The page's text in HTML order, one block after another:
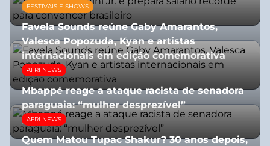
27/07/2026
FESTIVAIS E SHOWS
Favela Sounds reúne Gaby Amarantos,
Valesca Popozuda, Kyan e artistas
internacionais em edição comemorativa
31/07/2026
AFRI NEWS
Mbappé reage a ataque racista de senadora
paraguaia: “mulher desprezível”
07/07/2026
AFRI NEWS
Quem Matou Tupac Shakur? 30 anos depois,